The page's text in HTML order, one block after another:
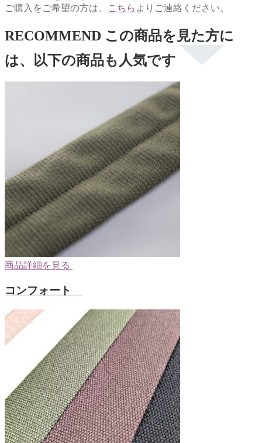
ご購入をご希望の方は、
こちら よりご連絡ください。
RECOMMEND この商品を見た方に
は、以下の商品も人気です
商品詳細を見る
コンフォート